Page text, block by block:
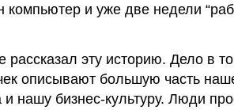
компьютер и уже две недели
рассказал эту историю. Дело в
описывают большую часть
нашу бизнес-культуру. Люди